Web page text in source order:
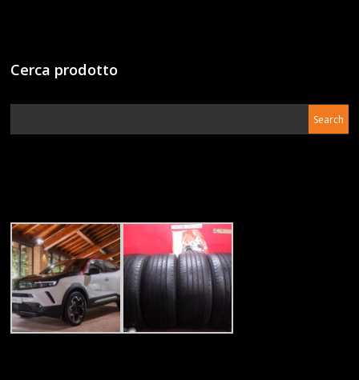
Cerca prodotto